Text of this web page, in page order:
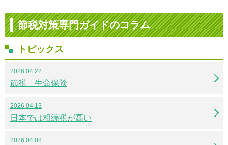
節税対策専門ガイドのコラム
トピックス
2026.04.22
節税 生命保険
2026.04.13
日本では相続税が高い
2026.04.08